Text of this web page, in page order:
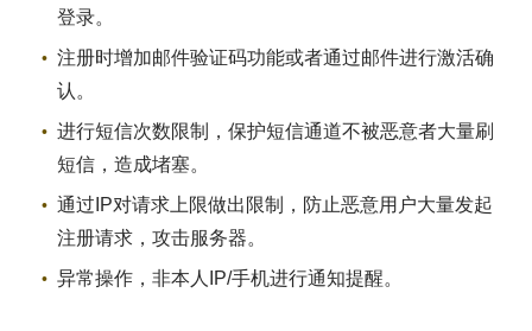
登录。
注册时增加邮件验证码功能或者通过邮件进行激活确
认。
进行短信次数限制，保护短信通道不被恶意者大量刷
短信，造成堵塞。
通过IP对请求上限做出限制，防止恶意用户大量发起
注册请求，攻击服务器。
异常操作，非本人IP/手机进行通知提醒。